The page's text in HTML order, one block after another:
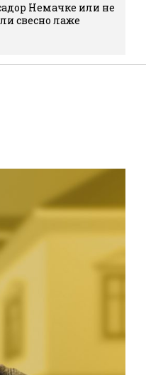
Немачке или не
свесно лаже